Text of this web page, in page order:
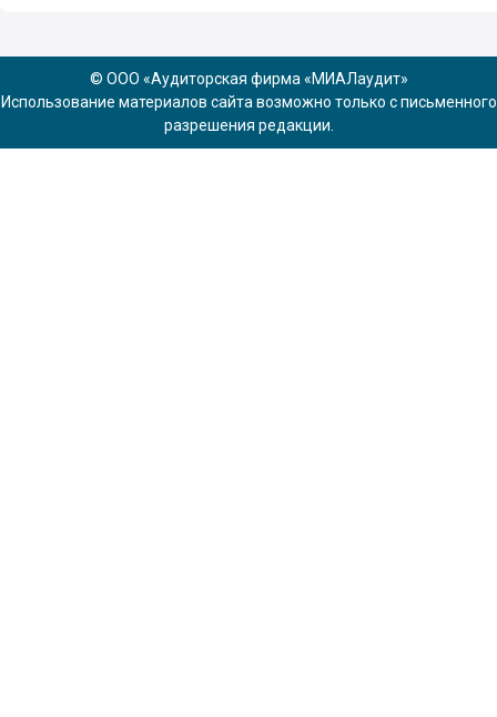
© ООО «Аудиторская фирма «МИАЛаудит»
Использование материалов сайта возможно только с письменного
разрешения редакции.